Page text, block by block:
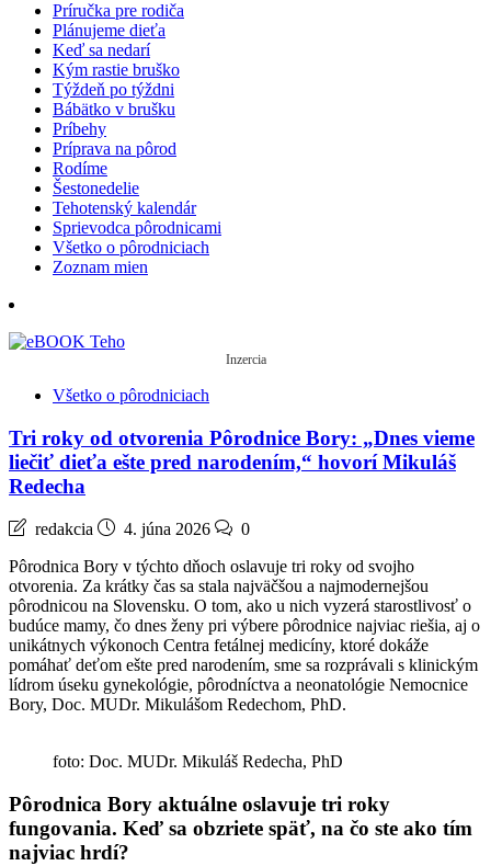
Príručka pre rodiča
Plánujeme dieťa
Keď sa nedarí
Kým rastie bruško
Týždeň po týždni
Bábätko v brušku
Príbehy
Príprava na pôrod
Rodíme
Šestonedelie
Tehotenský kalendár
Sprievodca pôrodnicami
Všetko o pôrodniciach
Zoznam mien
Inzercia
Všetko o pôrodniciach
Tri roky od otvorenia Pôrodnice Bory: „Dnes vieme
liečiť dieťa ešte pred narodením,“ hovorí Mikuláš
Redecha
redakcia 4. júna 2026
0
Pôrodnica Bory v týchto dňoch oslavuje tri roky od svojho
otvorenia. Za krátky čas sa stala najväčšou a najmodernejšou
pôrodnicou na Slovensku. O tom, ako u nich vyzerá starostlivosť o
budúce mamy, čo dnes ženy pri výbere pôrodnice najviac riešia, aj o
unikátnych výkonoch Centra fetálnej medicíny, ktoré dokáže
pomáhať deťom ešte pred narodením, sme sa rozprávali s klinickým
lídrom úseku gynekológie, pôrodníctva a neonatológie Nemocnice
Bory, Doc. MUDr. Mikulášom Redechom, PhD.
foto: Doc. MUDr. Mikuláš Redecha, PhD
Pôrodnica Bory aktuálne oslavuje tri roky
fungovania. Keď sa obzriete späť, na čo ste ako tím
najviac hrdí?